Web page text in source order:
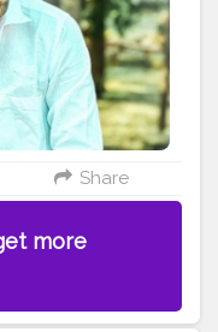
Share
more